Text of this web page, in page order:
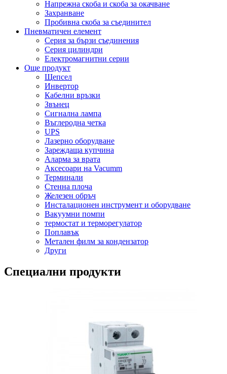
Напрежна скоба и скоба за окачване
Захранване
Пробивна скоба за съединител
Пневматичен елемент
Серия за бързи съединения
Серия цилиндри
Електромагнитни серии
Още продукт
Щепсел
Инвертор
Кабелни връзки
Звънец
Сигнална лампа
Въглеродна четка
UPS
Лазерно оборудване
Зареждаща купчина
Аларма за врата
Аксесоари на Vacumm
Терминали
Стенна плоча
Железен обръч
Инсталационен инструмент и оборудване
Вакуумни помпи
термостат и терморегулатор
Поплавък
Метален филм за кондензатор
Други
Специални продукти